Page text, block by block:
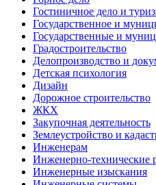
Гостиничное дело и
Государственное и
Государственные и
Градостроительство
Делопроизводство и
Детская психология
Дизайн
Дорожное строительство
ЖКХ
Закупочная деятельность
Землеустройство и
Инженерам
Инженерно-технические
Инженерные изыскания